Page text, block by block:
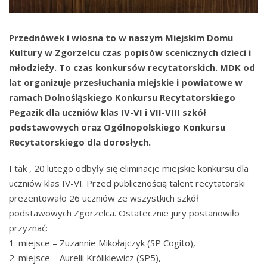
Przednówek i wiosna to w naszym Miejskim Domu
Kultury w Zgorzelcu czas popisów scenicznych dzieci i
młodzieży. To czas konkursów recytatorskich. MDK od
lat organizuje przesłuchania miejskie i powiatowe w
ramach Dolnośląskiego Konkursu Recytatorskiego
Pegazik dla uczniów klas IV-VI i VII-VIII szkół
podstawowych oraz Ogólnopolskiego Konkursu
Recytatorskiego dla dorosłych.
I tak , 20 lutego odbyły się eliminacje miejskie konkursu dla
uczniów klas IV-VI. Przed publicznością talent recytatorski
prezentowało 26 uczniów ze wszystkich szkół
podstawowych Zgorzelca. Ostatecznie jury postanowiło
przyznać:
1. miejsce – Zuzannie Mikołajczyk (SP Cogito),
2. miejsce – Aurelii Królikiewicz (SP5),